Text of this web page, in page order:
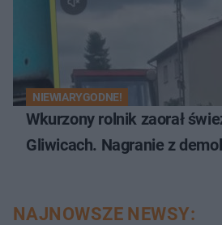
NIEWIARYGODNE!
Wkurzony rolnik zaorał
Gliwicach. Nagranie z
NAJNOWSZE NEWSY: